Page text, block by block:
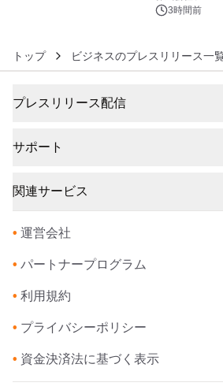
発売3時間前
トップ ビジネスのプレスリリース一
プレスリリース配信
サポート
関連サービス
• 運営会社
• パートナープログラム
• 利用規約
• プライバシーポリシー
• 資金決済法に基づく表示